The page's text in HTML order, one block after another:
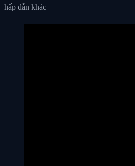
hấp dẫn khác